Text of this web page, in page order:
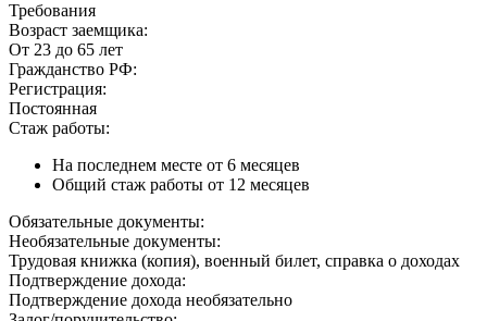
Требования
Возраст заемщика:
От 23 до 65 лет
Гражданство РФ:
Регистрация:
Постоянная
Стаж работы:
На последнем месте от 6 месяцев
Общий стаж работы от 12 месяцев
Обязательные документы:
Необязательные документы:
Трудовая книжка (копия), военный билет, справка о доходах
Подтверждение дохода:
Подтверждение дохода необязательно